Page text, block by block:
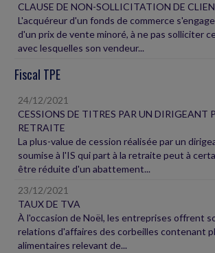
CLAUSE DE NON-SOLLICITATION DE
L'acquéreur d'un fonds de commerce
d'un prix de vente minoré, à ne pas solliciter
avec lesquelles son vendeur...
Fiscal TPE
24/12/2021
CESSIONS DE TITRES PAR UN DIRIGEANT
RETRAITE
La plus-value de cession réalisée par un
soumise à l'IS qui part à la retraite peut à
être réduite d'un abattement...
23/12/2021
TAUX DE TVA
À l'occasion de Noël, les entreprises offrent
relations d'affaires des corbeilles contenant
alimentaires relevant de...